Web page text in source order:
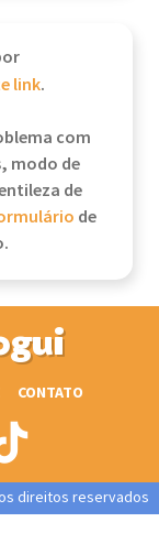
link.
com
modo de
de
de
CONTATO
direitos reservados